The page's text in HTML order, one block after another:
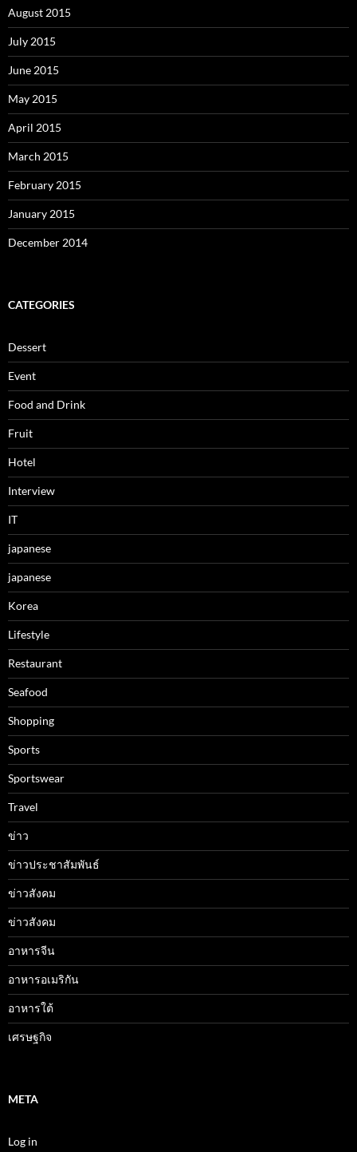
August 2015
July 2015
June 2015
May 2015
April 2015
March 2015
February 2015
January 2015
December 2014
CATEGORIES
Dessert
Event
Food and Drink
Fruit
Hotel
Interview
IT
japanese
japanese
Korea
Lifestyle
Restaurant
Seafood
Shopping
Sports
Sportswear
Travel
ข่าว
ข่าวประชาสัมพันธ์
ข่าวสังคม
ข่าวสังคม
อาหารจีน
อาหารอเมริกัน
อาหารใต้
เศรษฐกิจ
META
Log in